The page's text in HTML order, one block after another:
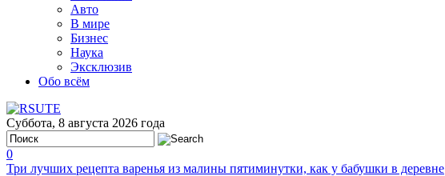
Авто
В мире
Бизнес
Наука
Эксклюзив
Обо всём
Суббота, 8 августа 2026 года
0
Три лучших рецепта варенья из малины пятиминутки, как у бабушки в деревне